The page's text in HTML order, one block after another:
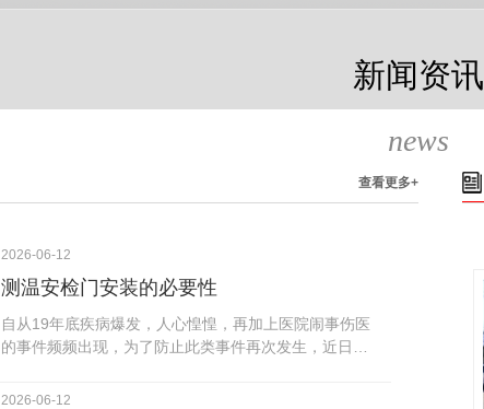
新闻资讯
news
查看更多+
2026-06-12
测温安检门安装的必要性
自从19年底疾病爆发，人心惶惶，再加上医院闹事伤医
的事件频频出现，为了防止此类事件再次发生，近日，
尽快的安装安检门等设备，开展安全工作。此消息一经
2026-06-12